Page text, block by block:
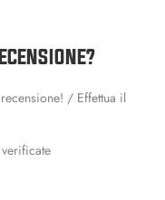
/ Effettua il